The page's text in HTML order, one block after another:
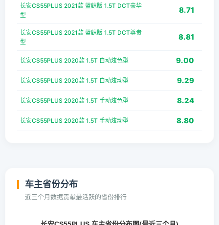
长安CS55PLUS 2021款 蓝鲸版 1.5T DCT豪华
型
8.71
长安CS55PLUS 2021款 蓝鲸版 1.5T DCT尊贵
型
8.81
长安CS55PLUS 2020款 1.5T 自动炫色型 9.00
长安CS55PLUS 2020款 1.5T 自动炫动型 9.29
长安CS55PLUS 2020款 1.5T 手动炫色型 8.24
长安CS55PLUS 2020款 1.5T 手动炫动型 8.80
车主省份分布
近三个月数据贡献最活跃的省份排行